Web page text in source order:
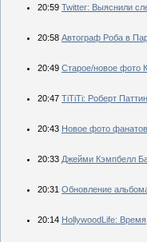
20:59 Twitter: Выяснили
20:58 Автограф Роба в
20:49 Старое/новое фото
20:47 TiTiTi: Роберт
20:43 Новое фото
20:33 Джейми Кэмпбелл
20:31 Обновление
20:14 HollywoodLife: